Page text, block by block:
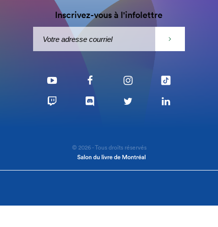
Inscrivez-vous à l'infolettre
© 2026 - Tous droits réservés